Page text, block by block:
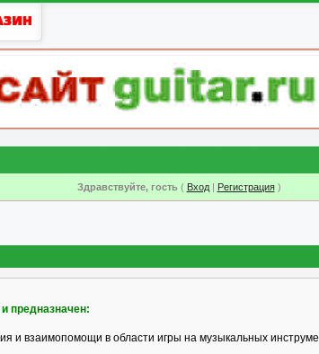
Здравствуйте, гость( Вход| Регистрация)
предназначен:
и взаимопомощи в области игры на музыкальных